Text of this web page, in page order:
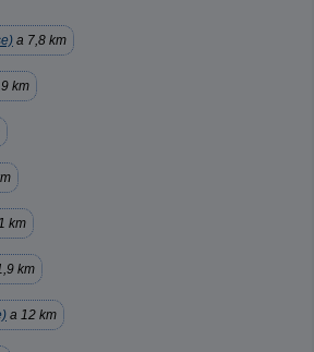
a 7,8 km
km
km
km
a 12 km